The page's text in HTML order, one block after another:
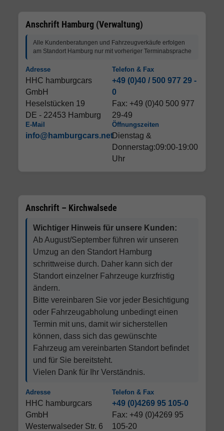
Anschrift Hamburg (Verwaltung)
Alle Kundenberatungen und Fahrzeugverkäufe erfolgen
am Standort Hamburg nur mit vorheriger Terminabsprache
Adresse
HHC hamburgcars
GmbH
Heselstücken 19
DE - 22453 Hamburg
Telefon & Fax
+49 (0)40 / 500 977 29 -
0
Fax: +49 (0)40 500 977
29-49
E-Mail
info@hamburgcars.net
Öffnungszeiten
Dienstag &
Donnerstag:09:00-19:00
Uhr
Anschrift – Kirchwalsede
Wichtiger Hinweis für unsere Kunden:
Ab August/September führen wir unseren
Umzug an den Standort Hamburg
schrittweise durch. Daher kann sich der
Standort einzelner Fahrzeuge kurzfristig
ändern.
Bitte vereinbaren Sie vor jeder Besichtigung
oder Fahrzeugabholung unbedingt einen
Termin mit uns, damit wir sicherstellen
können, dass sich das gewünschte
Fahrzeug am vereinbarten Standort befindet
und für Sie bereitsteht.
Vielen Dank für Ihr Verständnis.
Adresse
HHC hamburgcars
GmbH
Westerwalseder Str. 6
Telefon & Fax
+49 (0)4269 95 105-0
Fax: +49 (0)4269 95
105-20